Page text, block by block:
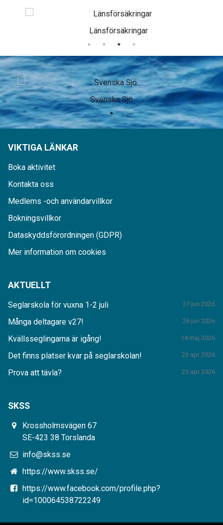
Länsförsäkringar
Svenska Sjö
VIKTIGA LÄNKAR
Boka aktivitet
Kontakta oss
Medlems -och användarvillkor
Bokningsvillkor
Dataskyddsförordningen (GDPR)
Mer information om cookies
AKTUELLT
Seglarskola för vuxna 1-2 juli 27 jun 2026
Många deltagare v27! 26 jun 2026
Kvällsseglingarna är igång! 14 maj 2026
Det finns platser kvar på seglarskolan! 23 apr 2026
Prova att tävla? 23 apr 2026
SKSS
Krossholmsvägen 67
SE-423 38 Torslanda
info@skss.se
https://www.skss.se/
https://www.facebook.com/profile.php?
id=100064538722249